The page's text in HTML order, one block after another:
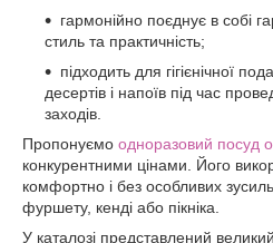
гармонійно поєднує в собі
стиль та практичність;
підходить для гігієнічної
десертів і напоїв під час
заходів.
Пропонуємо одноразовий посуд
конкурентними цінами. Його
комфортно і без особливих
фуршету, кенді або пікніка.
У каталозі представлений